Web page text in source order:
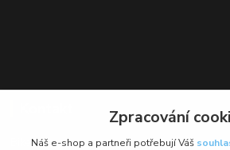
BikeForce.cz
Zpracování
Náš e-shop a partneři potřebují Váš